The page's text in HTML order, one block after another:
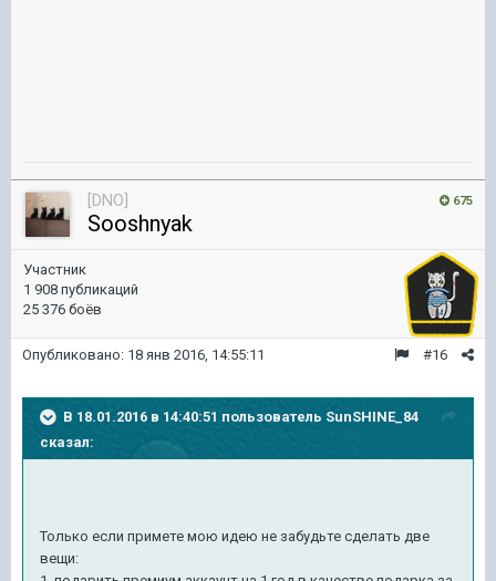
675
[DNO]
Sooshnyak
Участник
1 908 публикаций
25 376 боёв
#16
Опубликовано: 18 янв 2016, 14:55:11
В 18.01.2016 в 14:40:51 пользователь SunSHINE_84
сказал:
Только если примете мою идею не забудьте сделать две
вещи: